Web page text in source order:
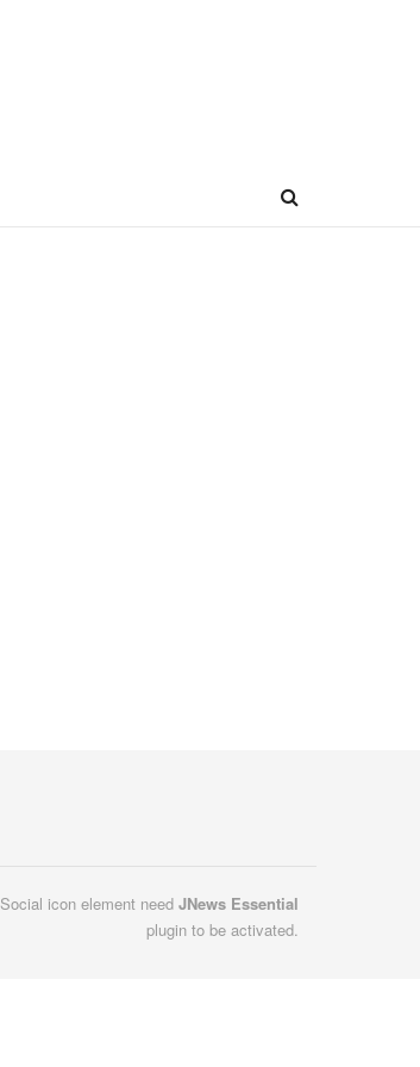
Social icon element need JNews Essential
plugin to be activated.